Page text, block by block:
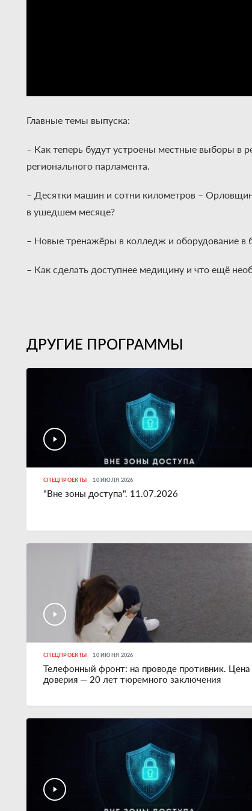
Главные темы выпуска:
– Как теперь будут устроены местные выборы в
регионального парламента.
– Десятки машин и сотни километров –
в ушедшем месяце?
– Новые тренажёры в колледж и оборудование в
– Как сделать доступнее медицину и что ещё
ДРУГИЕ ПРОГРАММЫ
СПЕЦПРОЕКТЫ 10 ИЮЛЯ 2026
"Вне зоны доступа". 11.07.2026
СПЕЦПРОЕКТЫ 10 ИЮНЯ 2026
Телефонный фронт: на проводе противник. Цена
доверия — 20 лет тюремного заключения